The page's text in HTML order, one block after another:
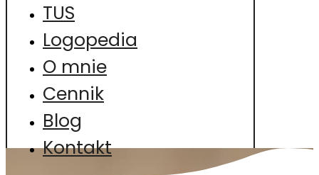
TUS
Logopedia
O mnie
Cennik
Blog
Kontakt